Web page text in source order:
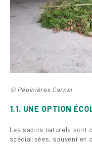
© Pépinières Carnel
1.1. UNE OPTION
Les sapins naturels sont
spécialisées, souvent en